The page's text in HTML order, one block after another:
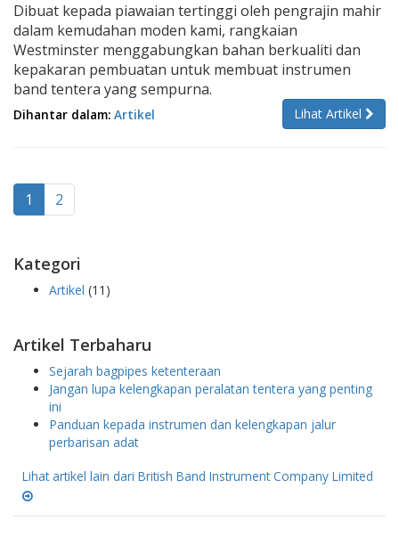
Dibuat kepada piawaian tertinggi oleh pengrajin mahir
dalam kemudahan moden kami, rangkaian
Westminster menggabungkan bahan berkualiti dan
kepakaran pembuatan untuk membuat instrumen
band tentera yang sempurna.
Lihat Artikel
Dihantar dalam: Artikel
1 2
Kategori
Artikel (11)
Artikel Terbaharu
Sejarah bagpipes ketenteraan
Jangan lupa kelengkapan peralatan tentera yang penting
ini
Panduan kepada instrumen dan kelengkapan jalur
perbarisan adat
Lihat artikel lain dari British Band Instrument Company Limited